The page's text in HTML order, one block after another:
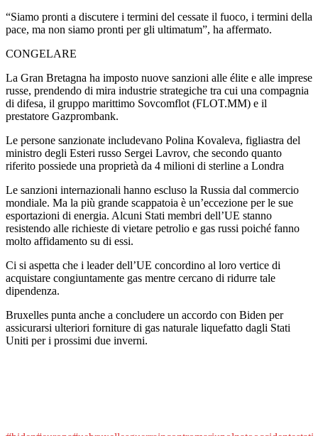
“Siamo pronti a discutere i termini del cessate il fuoco, i termini della
pace, ma non siamo pronti per gli ultimatum”, ha affermato.
CONGELARE
La Gran Bretagna ha imposto nuove sanzioni alle élite e alle imprese
russe, prendendo di mira industrie strategiche tra cui una compagnia
di difesa, il gruppo marittimo Sovcomflot (FLOT.MM) e il
prestatore Gazprombank.
Le persone sanzionate includevano Polina Kovaleva, figliastra del
ministro degli Esteri russo Sergei Lavrov, che secondo quanto
riferito possiede una proprietà da 4 milioni di sterline a Londra
Le sanzioni internazionali hanno escluso la Russia dal commercio
mondiale. Ma la più grande scappatoia è un’eccezione per le sue
esportazioni di energia. Alcuni Stati membri dell’UE stanno
resistendo alle richieste di vietare petrolio e gas russi poiché fanno
molto affidamento su di essi.
Ci si aspetta che i leader dell’UE concordino al loro vertice di
acquistare congiuntamente gas mentre cercano di ridurre tale
dipendenza.
Bruxelles punta anche a concludere un accordo con Biden per
assicurarsi ulteriori forniture di gas naturale liquefatto dagli Stati
Uniti per i prossimi due inverni.